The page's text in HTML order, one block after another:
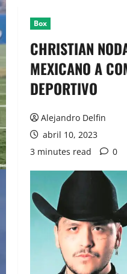
Box
CHRISTIAN
MEXICANO A
DEPORTIVO
Alejandro Delfin
abril 10, 2023
3 minutes read
0